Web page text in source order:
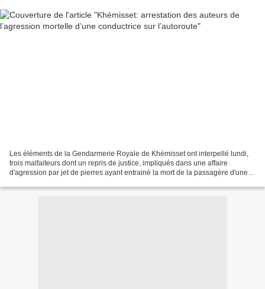
Les éléments de la Gendarmerie Royale de Khémisset ont interpellé lundi,
trois malfaiteurs dont un repris de justice, impliqués dans une affaire
d'agression par jet de pierres ayant entrainé la mort de la passagère d'une